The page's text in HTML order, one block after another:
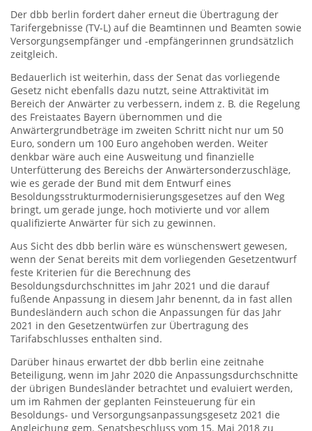
Der dbb berlin fordert daher erneut die Übertragung der
Tarifergebnisse (TV-L) auf die Beamtinnen und Beamten sowie
Versorgungsempfänger und -empfängerinnen grundsätzlich
zeitgleich.
Bedauerlich ist weiterhin, dass der Senat das vorliegende
Gesetz nicht ebenfalls dazu nutzt, seine Attraktivität im
Bereich der Anwärter zu verbessern, indem z. B. die Regelung
des Freistaates Bayern übernommen und die
Anwärtergrundbeträge im zweiten Schritt nicht nur um 50
Euro, sondern um 100 Euro angehoben werden. Weiter
denkbar wäre auch eine Ausweitung und finanzielle
Unterfütterung des Bereichs der Anwärtersonderzuschläge,
wie es gerade der Bund mit dem Entwurf eines
Besoldungsstrukturmodernisierungsgesetzes auf den Weg
bringt, um gerade junge, hoch motivierte und vor allem
qualifizierte Anwärter für sich zu gewinnen.
Aus Sicht des dbb berlin wäre es wünschenswert gewesen,
wenn der Senat bereits mit dem vorliegenden Gesetzentwurf
feste Kriterien für die Berechnung des
Besoldungsdurchschnittes im Jahr 2021 und die darauf
fußende Anpassung in diesem Jahr benennt, da in fast allen
Bundesländern auch schon die Anpassungen für das Jahr
2021 in den Gesetzentwürfen zur Übertragung des
Tarifabschlusses enthalten sind.
Darüber hinaus erwartet der dbb berlin eine zeitnahe
Beteiligung, wenn im Jahr 2020 die Anpassungsdurchschnitte
der übrigen Bundesländer betrachtet und evaluiert werden,
um im Rahmen der geplanten Feinsteuerung für ein
Besoldungs- und Versorgungsanpassungsgesetz 2021 die
Angleichung gem. Senatsbeschluss vom 15. Mai 2018 zu